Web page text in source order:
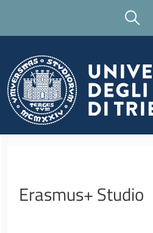
Cerca
Erasmus+ Studio